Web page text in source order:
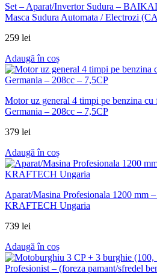
Set – Aparat/Invertor Sudura –
Masca Sudura Automata / Electrozi
259 lei
Adaugă în coș
Motor uz general 4 timpi pe benzina
Germania – 208cc – 7,5CP
379 lei
Adaugă în coș
Aparat/Masina Profesionala 1200 mm
KRAFTECH Ungaria
739 lei
Adaugă în coș